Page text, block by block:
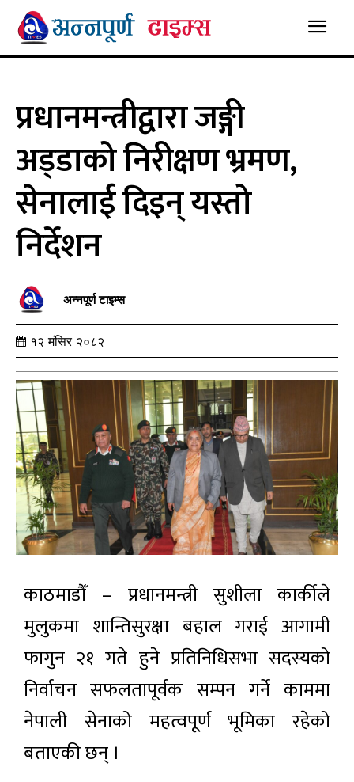
प्रधानमन्त्रीद्वारा जङ्गी
अड्‍डाको निरीक्षण भ्रमण,
सेनालाई दिइन् यस्तो
निर्देशन
अन्नपूर्ण टाइम्स
१२ मंसिर २०८२
काठमाडौँ – प्रधानमन्त्री सुशीला कार्कीले
मुलुकमा शान्तिसुरक्षा बहाल गराई आगामी
फागुन २१ गते हुने प्रतिनिधिसभा सदस्यको
निर्वाचन सफलतापूर्वक सम्पन गर्ने काममा
नेपाली सेनाको महत्वपूर्ण भूमिका रहेको
बताएकी छन् ।